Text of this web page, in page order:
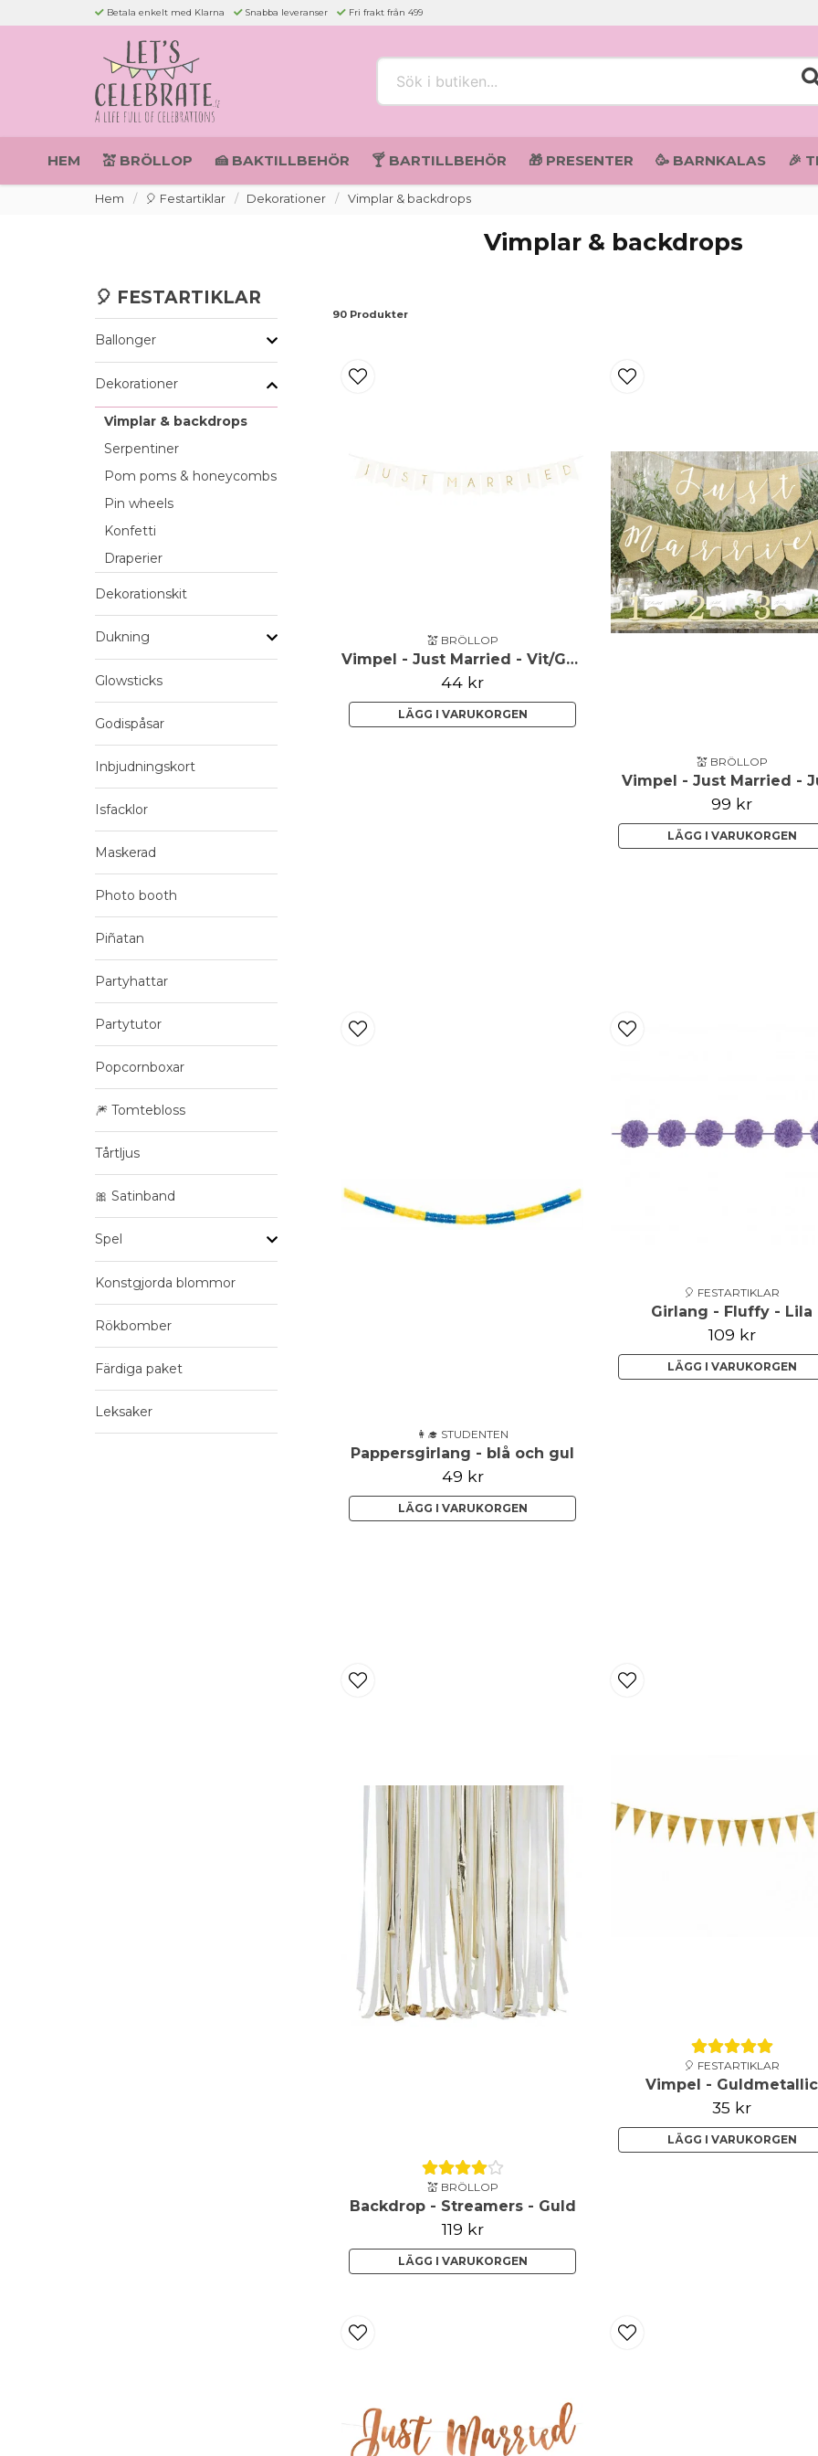
Betala enkelt med Klarna Snabba leveranser Fri frakt från 499
HEM 💒 BRÖLLOP 🍰 BAKTILLBEHÖR 🍸 BARTILLBEHÖR 🎁 PRESENTER 🥳 BARNKALAS 🎉
Hem 🎈 Festartiklar Dekorationer Vimplar & backdrops
Vimplar & backdrops
🎈 FESTARTIKLAR
Ballonger
Dekorationer
Vimplar & backdrops
Serpentiner
Pom poms & honeycombs
Pin wheels
Konfetti
Draperier
Dekorationskit
Dukning
Glowsticks
Godispåsar
Inbjudningskort
Isfacklor
Maskerad
Photo booth
Piñatan
Partyhattar
Partytutor
Popcornboxar
🎆 Tomtebloss
Tårtljus
🎀 Satinband
Spel
Konstgjorda blommor
Rökbomber
Färdiga paket
Leksaker
90 Produkter
💒 BRÖLLOP
Vimpel - Just Married - Vit/Guld
44 kr
LÄGG I VARUKORGEN
💒 BRÖLLOP
Vimpel - Just Married -
99 kr
LÄGG I VARUKORGEN
👩‍🎓 STUDENTEN
Pappersgirlang - blå och gul
49 kr
LÄGG I VARUKORGEN
🎈 FESTARTIKLAR
Girlang - Fluffy - Lila
109 kr
LÄGG I VARUKORGEN
💒 BRÖLLOP
Backdrop - Streamers - Guld
119 kr
LÄGG I VARUKORGEN
🎈 FESTARTIKLAR
Vimpel - Guldmetallic
35 kr
LÄGG I VARUKORGEN